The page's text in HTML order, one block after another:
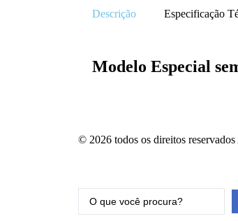
Descrição Especificação
Modelo Especial
© 2026 todos os direitos